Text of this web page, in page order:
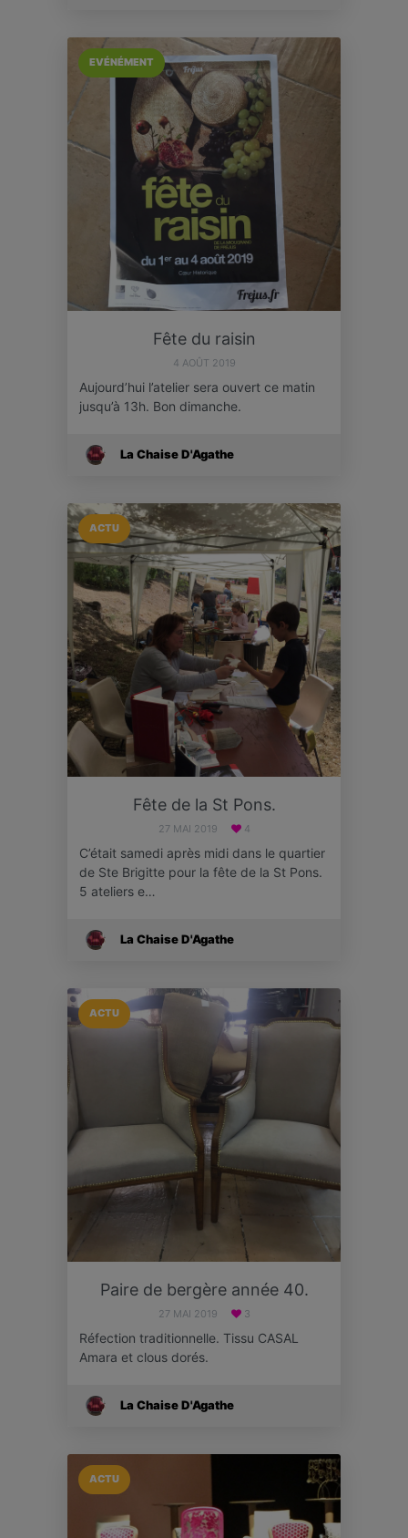
EVÉNÉMENT
Fête du raisin
4 AOÛT 2019
Aujourd’hui l’atelier sera ouvert ce matin
jusqu’à 13h. Bon dimanche.
La Chaise D'Agathe
ACTU
Fête de la St Pons.
27 MAI 2019 4
C’était samedi après midi dans le quartier
de Ste Brigitte pour la fête de la St Pons.
5 ateliers e…
La Chaise D'Agathe
ACTU
Paire de bergère année 40.
27 MAI 2019 3
Réfection traditionnelle. Tissu CASAL
Amara et clous dorés.
La Chaise D'Agathe
ACTU